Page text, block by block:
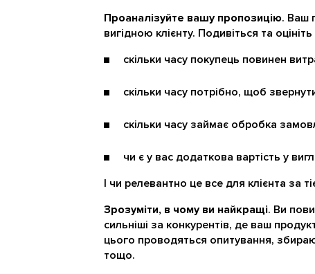
Проаналізуйте вашу пропозицію. Ваш
вигідною клієнту. Подивіться та
скільки часу покупець повинен
скільки часу потрібно, щоб
скільки часу займає обробка
чи є у вас додаткова вартість у
І чи релевантно це все для клієнта за
Зрозуміти, в чому ви найкращі. Ви
сильніші за конкурентів, де ваш
цього проводяться опитування,
тощо.